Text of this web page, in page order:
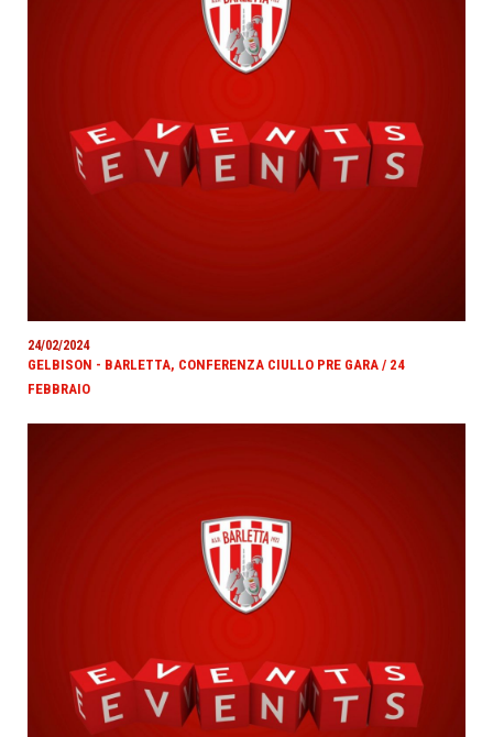
24/02/2024
GELBISON - BARLETTA, CONFERENZA CIULLO PRE GARA / 24
FEBBRAIO